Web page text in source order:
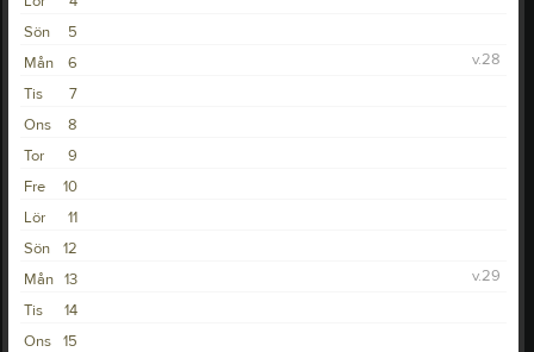
5
Sön
6
Mån
v.28
7
Tis
8
Ons
9
Tor
10
Fre
11
Lör
12
Sön
13
Mån
v.29
14
Tis
15
Ons